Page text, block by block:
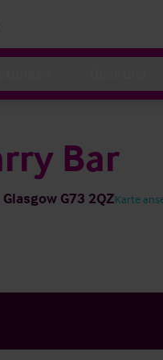
Bar
G73 2QZKarte